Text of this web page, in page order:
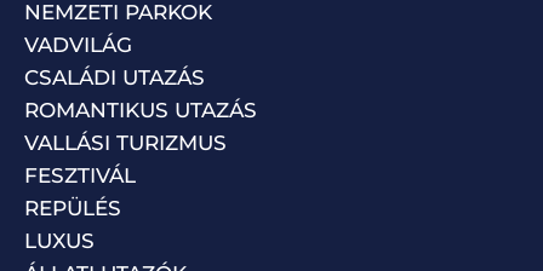
NEMZETI PARKOK
VADVILÁG
CSALÁDI UTAZÁS
ROMANTIKUS UTAZÁS
VALLÁSI TURIZMUS
FESZTIVÁL
REPÜLÉS
LUXUS